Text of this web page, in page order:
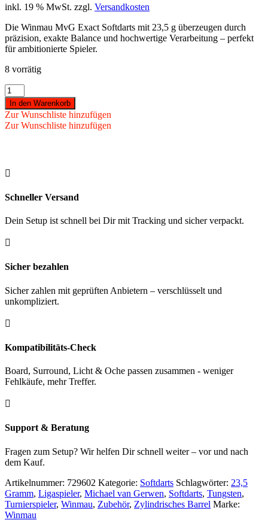
inkl. 19 % MwSt. zzgl. Versandkosten
Die Winmau MvG Exact Softdarts mit 23,5 g überzeugen durch
präzision, exakte Balance und hochwertige Verarbeitung – perfekt
für ambitionierte Spieler.
8 vorrätig
Winmau
-
Softdart
MvG
Exact
In den Warenkorb
Zur Wunschliste hinzufügen
Zur Wunschliste hinzufügen

Schneller Versand
Dein Setup ist schnell bei Dir mit Tracking und sicher verpackt.

Sicher bezahlen
Sicher zahlen mit geprüften Anbietern – verschlüsselt und
unkompliziert.

Kompatibilitäts-Check
Board, Surround, Licht & Oche passen zusammen - weniger
Fehlkäufe, mehr Treffer.

Support & Beratung
Fragen zum Setup? Wir helfen Dir schnell weiter – vor und nach
dem Kauf.
Artikelnummer: 729602 Kategorie: Softdarts Schlagwörter: 23,5
Gramm, Ligaspieler, Michael van Gerwen, Softdarts, Tungsten,
Turnierspieler, Winmau, Zubehör, Zylindrisches Barrel Marke:
Winmau